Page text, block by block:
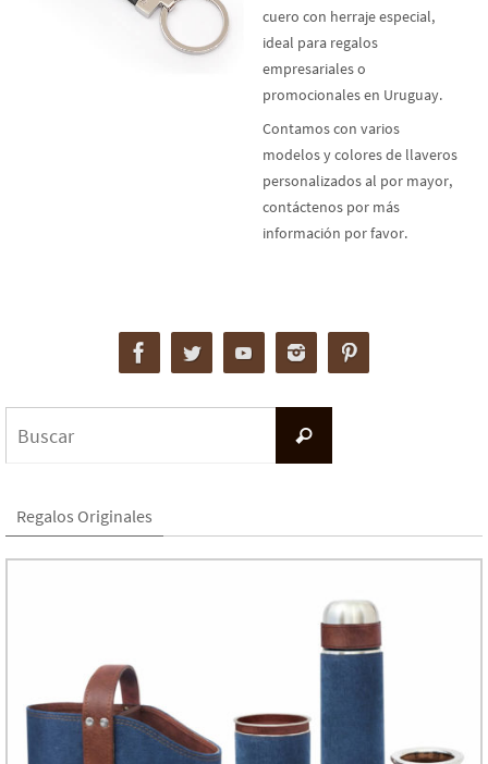
cuero con herraje especial,
ideal para regalos
empresariales o
promocionales en Uruguay.
Contamos con varios
modelos y colores de llaveros
personalizados al por mayor,
contáctenos por más
información por favor.
Buscar
Regalos Originales